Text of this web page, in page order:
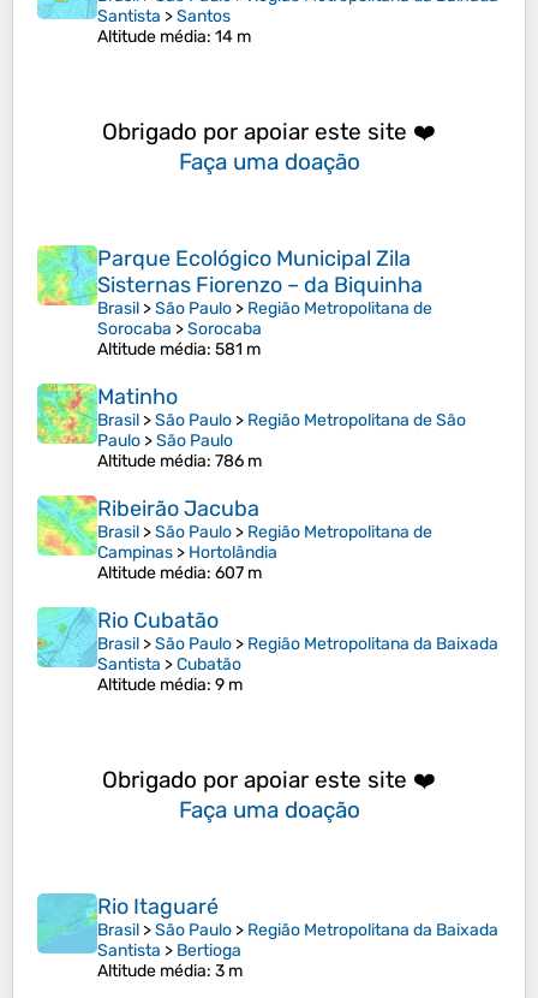
Santista >Santos
Altitude média: 14 m
Obrigado por apoiar este site ❤️
Faça uma doação
Parque Ecológico Municipal Zila
Sisternas Fiorenzo – da Biquinha
Brasil >São Paulo > Região Metropolitana de
Sorocaba >Sorocaba
Altitude média: 581 m
Matinho
Brasil >São Paulo > Região Metropolitana de São
Paulo >São Paulo
Altitude média: 786 m
Ribeirão Jacuba
Brasil >São Paulo > Região Metropolitana de
Campinas > Hortolândia
Altitude média: 607 m
Rio Cubatão
Brasil >São Paulo > Região Metropolitana da Baixada
Santista >Cubatão
Altitude média: 9 m
Obrigado por apoiar este site ❤️
Faça uma doação
Rio Itaguaré
Brasil >São Paulo > Região Metropolitana da Baixada
Santista > Bertioga
Altitude média: 3 m